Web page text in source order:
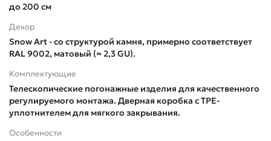
до 200 см
Декор
Snow Art - со структурой камня, примерно соответствует
RAL 9002, матовый (≈ 2,3 GU).
Комплектующие
Телескопические погонажные изделия для качественного
регулируемого монтажа. Дверная коробка с TPE-
уплотнителем для мягкого закрывания.
Особенности